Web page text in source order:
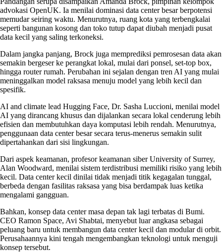
advokasi OpenUK. Ia menilai dominasi data center besar berpotensi
memudar seiring waktu. Menurutnya, ruang kota yang terbengkalai
seperti bangunan kosong dan toko tutup dapat diubah menjadi pusat
data kecil yang saling terkoneksi.
Dalam jangka panjang, Brock juga memprediksi pemrosesan data akan
semakin bergeser ke perangkat lokal, mulai dari ponsel, set-top box,
hingga router rumah. Perubahan ini sejalan dengan tren AI yang mulai
meninggalkan model raksasa menuju model yang lebih kecil dan
spesifik.
AI and climate lead Hugging Face, Dr. Sasha Luccioni, menilai model
AI yang dirancang khusus dan dijalankan secara lokal cenderung lebih
efisien dan membutuhkan daya komputasi lebih rendah. Menurutnya,
penggunaan data center besar secara terus-menerus semakin sulit
dipertahankan dari sisi lingkungan.
Dari aspek keamanan, profesor keamanan siber University of Surrey,
Alan Woodward, menilai sistem terdistribusi memiliki risiko yang lebih
kecil. Data center kecil dinilai tidak menjadi titik kegagalan tunggal,
berbeda dengan fasilitas raksasa yang bisa berdampak luas ketika
mengalami gangguan.
Bahkan, konsep data center masa depan tak lagi terbatas di Bumi.
CEO Ramon Space, Avi Shabtai, menyebut luar angkasa sebagai
peluang baru untuk membangun data center kecil dan modular di orbit.
Perusahaannya kini tengah mengembangkan teknologi untuk menguji
konsep tersebut.